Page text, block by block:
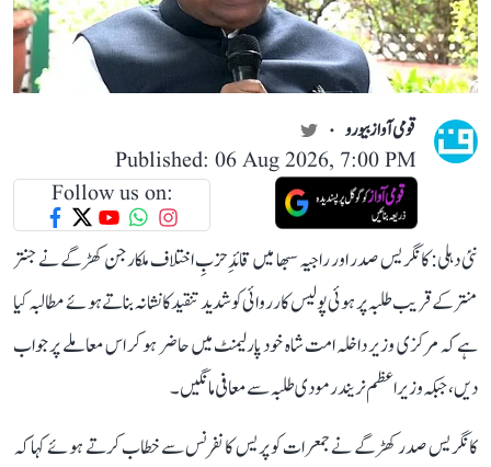
قومی آواز بیورو
Published: 06 Aug 2026, 7:00 PM
Follow us on:
نئی دہلی: کانگریس صدر اور راجیہ سبھا میں قائدِ حزبِ اختلاف ملکارجن کھڑگے نے جنتر
منتر کے قریب طلبہ پر ہوئی پولیس کارروائی کو شدید تنقید کا نشانہ بناتے ہوئے مطالبہ کیا
ہے کہ مرکزی وزیر داخلہ امت شاہ خود پارلیمنٹ میں حاضر ہو کر اس معاملے پر جواب
دیں، جبکہ وزیر اعظم نریندر مودی طلبہ سے معافی مانگیں۔
کانگریس صدر کھڑگے نے جمعرات کو پریس کانفرنس سے خطاب کرتے ہوئے کہا کہ